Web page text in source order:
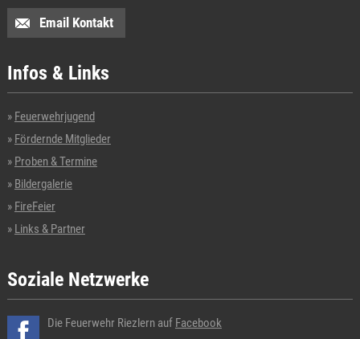
Email Kontakt
Infos & Links
Feuerwehrjugend
Fördernde Mitglieder
Proben & Termine
Bildergalerie
FireFeier
Links & Partner
Soziale Netzwerke
Die Feuerwehr Riezlern auf Facebook